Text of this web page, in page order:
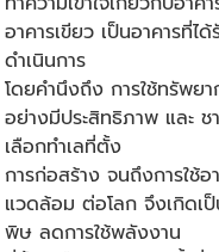
อาคารเขียว เป็นอาคารที่
ดำเนินการ
โดยคำนึงถึง การใช้ทรัพ
อย่างมีประสิทธิภาพ และ
เลือกทำเลที่ตั้ง
การก่อสร้าง จนถึงการใช้
แวดล้อม ต่อโลก จึงเกิดเ
พิษ ลดการใช้พลังงาน